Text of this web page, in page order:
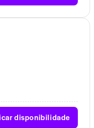
disponibilidade